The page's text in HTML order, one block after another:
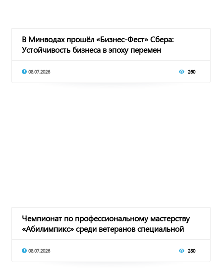
В Минводах прошёл «Бизнес-Фест» Сбера:
Устойчивость бизнеса в эпоху перемен
08.07.2026 260
Чемпионат по профессиональному мастерству
«Абилимпикс» среди ветеранов специальной
08.07.2026 280